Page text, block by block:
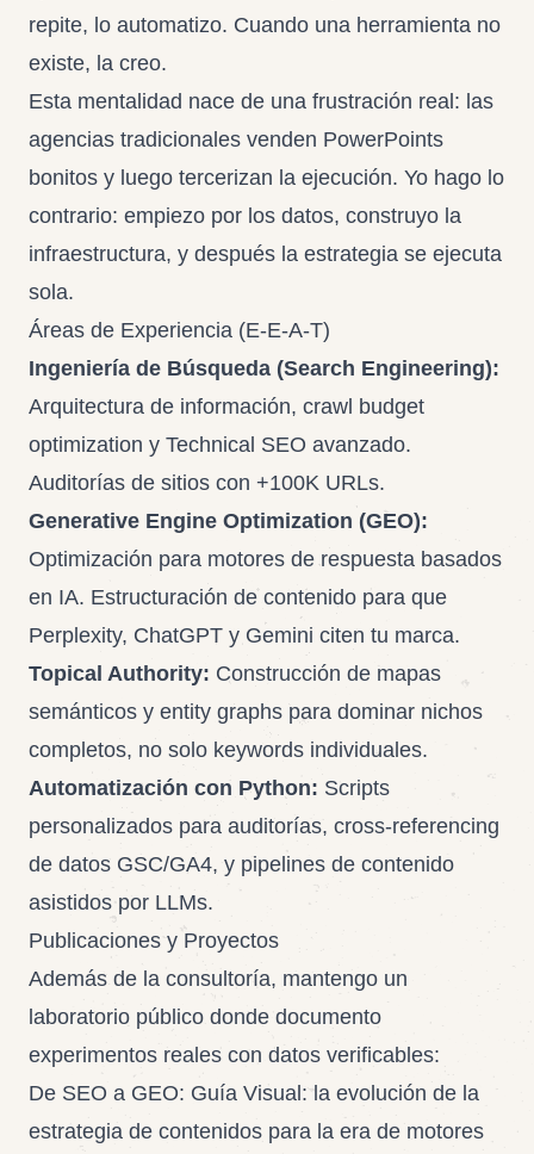
repite, lo automatizo. Cuando una herramienta no
existe, la creo.
Esta mentalidad nace de una frustración real: las
agencias tradicionales venden PowerPoints
bonitos y luego tercerizan la ejecución. Yo hago lo
contrario: empiezo por los datos, construyo la
infraestructura, y después la estrategia se ejecuta
sola.
Áreas de Experiencia (E-E-A-T)
Ingeniería de Búsqueda (Search Engineering):
Arquitectura de información, crawl budget
optimization y Technical SEO avanzado.
Auditorías de sitios con +100K URLs.
Generative Engine Optimization (GEO):
Optimización para motores de respuesta basados
en IA. Estructuración de contenido para que
Perplexity, ChatGPT y Gemini citen tu marca.
Topical Authority: Construcción de mapas
semánticos y entity graphs para dominar nichos
completos, no solo keywords individuales.
Automatización con Python: Scripts
personalizados para auditorías, cross-referencing
de datos GSC/GA4, y pipelines de contenido
asistidos por LLMs.
Publicaciones y Proyectos
Además de la consultoría, mantengo un
laboratorio público donde documento
experimentos reales con datos verificables:
De SEO a GEO: Guía Visual : la evolución de la
estrategia de contenidos para la era de motores